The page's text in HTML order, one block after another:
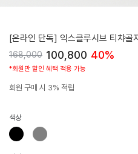
[온라인 단독] 익스클루시브 티챠골
168,000 100,800 40%
*회원만 할인 혜택 적용 가능
회원 구매 시 3% 적립
색상